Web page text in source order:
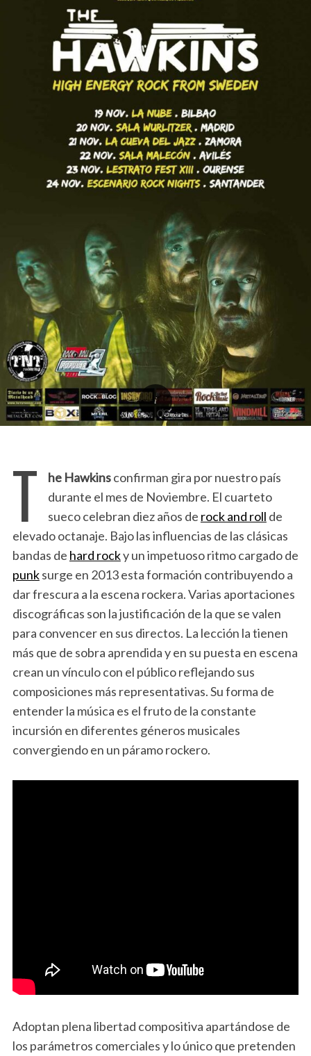
T he Hawkinsconfirman gira por nuestro país
durante el mes de Noviembre. El cuarteto
sueco celebran diez años de rock and roll de
elevado octanaje. Bajo las influencias de las clásicas
bandas de hard rocky un impetuoso ritmo cargado de
punksurge en 2013 esta formación contribuyendo a
dar frescura a la escena rockera. Varias aportaciones
discográficas son la justificación de la que se valen
para convencer en sus directos. La lección la tienen
más que de sobra aprendida y en su puesta en escena
crean un vínculo con el público reflejando sus
composiciones más representativas. Su forma de
entender la música es el fruto de la constante
incursión en diferentes géneros musicales
convergiendo en un páramo rockero.
Adoptan plena libertad compositiva apartándose de
los parámetros comerciales y lo único que pretenden